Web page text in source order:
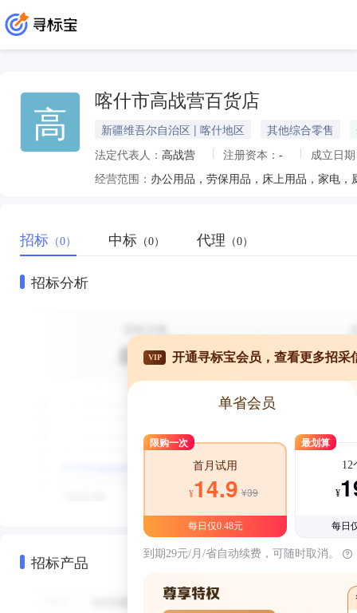
高 喀什市高战营百货店
新疆维吾尔自治区 | 喀什地区 其他综合零售
法定代表人： 高战营 注册资本： -
成立日
经营范围： 办公用品，劳保用品，床上用品，家电
招标 （0） 中标 （0） 代理 （0）
招标分析
招标产品
VIP 开通寻标宝会员，查看更多招采
单省会员
限购一次
首月试用
¥14.9 ¥39
每日仅0.48元
最划算
12
¥
每日
到期29元/月/省自动续费，可随时取消。